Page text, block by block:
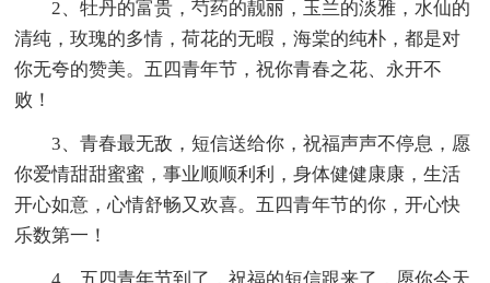
2、牡丹的富贵，芍药的靓丽，玉兰的淡雅，水仙的
清纯，玫瑰的多情，荷花的无暇，海棠的纯朴，都是对
你无夸的赞美。五四青年节，祝你青春之花、永开不
败！
3、青春最无敌，短信送给你，祝福声声不停息，愿
你爱情甜甜蜜蜜，事业顺顺利利，身体健健康康，生活
开心如意，心情舒畅又欢喜。五四青年节的你，开心快
乐数第一！